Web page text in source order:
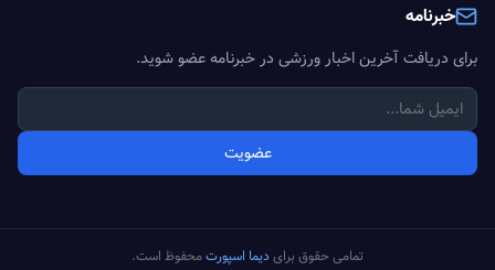
خبرنامه
برای دریافت آخرین اخبار ورزشی در خبرنامه عضو شوید.
عضویت
تمامی حقوق برایدیما اسپورتمحفوظ است.